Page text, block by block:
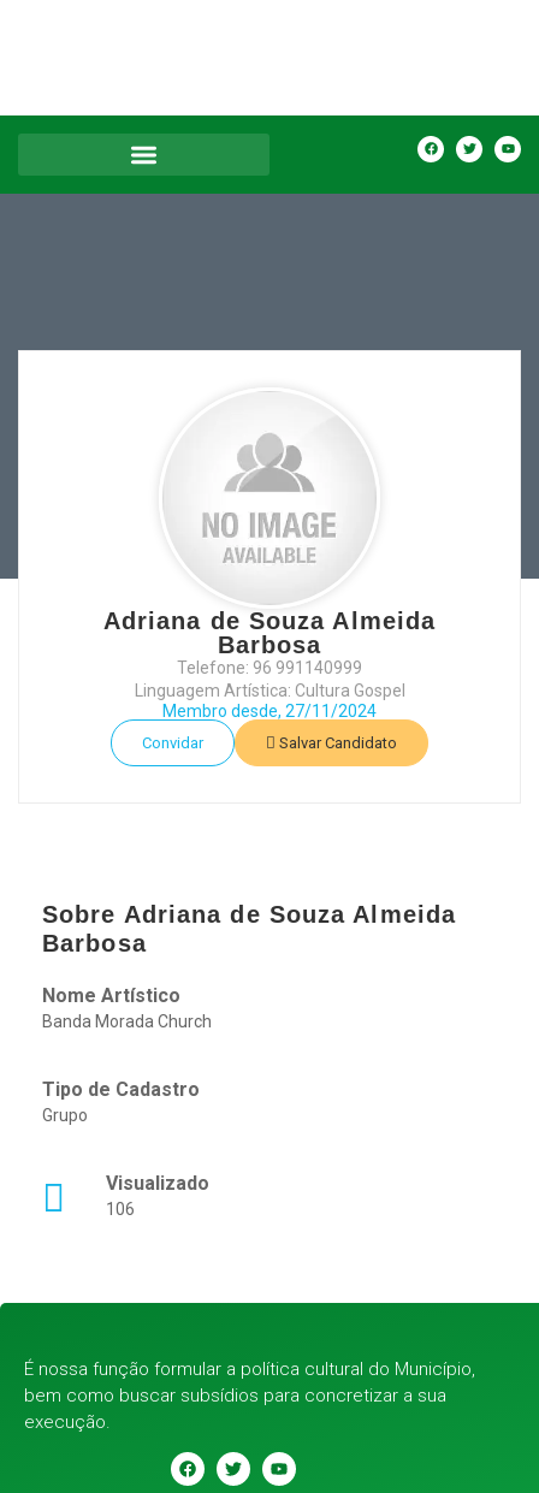
Adriana de Souza Almeida
Barbosa
Telefone: 96 991140999
Linguagem Artística: Cultura Gospel
Membro desde, 27/11/2024
Convidar Salvar Candidato
Sobre Adriana de Souza Almeida
Barbosa
Nome Artístico
Banda Morada Church
Tipo de Cadastro
Grupo
Visualizado
106
É nossa função formular a política cultural do Município,
bem como buscar subsídios para concretizar a sua
execução.